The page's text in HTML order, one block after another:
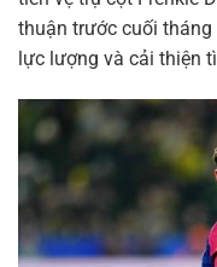
thuận trước cuối
lực lượng và cải thiện